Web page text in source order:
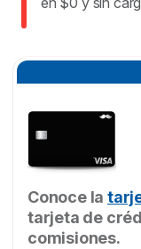
Conoce la
tarjeta de
comisiones.